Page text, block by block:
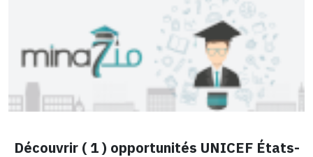
Découvrir ( 1 ) opportunités UNICEF États-